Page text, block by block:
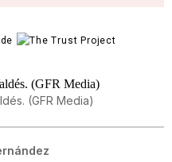
(GFR Media)